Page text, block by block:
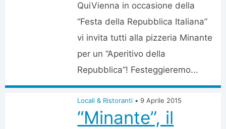
QuiVienna in occasione della
“Festa della Repubblica Italiana”
vi invita tutti alla pizzeria Minante
per un “Aperitivo della
Repubblica”! Festeggieremo...
Locali & Ristoranti • 9 Aprile 2015
“Minante”, il